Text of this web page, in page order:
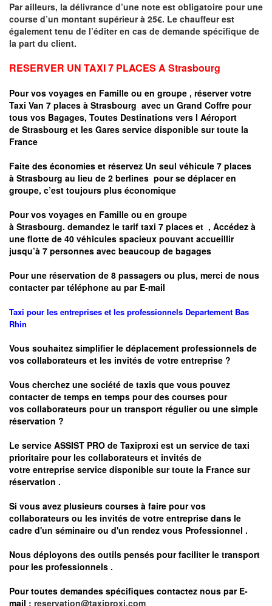
Par ailleurs, la délivrance d’une note est obligatoire pour une
course d’un montant supérieur à 25€. Le chauffeur est
également tenu de l’éditer en cas de demande spécifique de
la part du client.
RESERVER UN TAXI 7 PLACES A Strasbourg
Pour vos voyages en Famille ou en groupe , réserver votre
Taxi Van 7 places à Strasbourg avec un Grand Coffre pour
tous vos Bagages, Toutes Destinations vers l Aéroport
de Strasbourg et les Gares service disponible sur toute la
France
Faite des économies et réservez Un seul véhicule 7 places
à Strasbourg au lieu de 2 berlines pour se déplacer en
groupe, c’est toujours plus économique
Pour vos voyages en Famille ou en groupe
à Strasbourg. demandez le tarif taxi 7 places et , Accédez à
une flotte de 40 véhicules spacieux pouvant accueillir
jusqu’à 7 personnes avec beaucoup de bagages
Pour une réservation de 8 passagers ou plus, merci de nous
contacter par téléphone au par E-mail
Taxi pour les entreprises et les professionnels Departement Bas
Rhin
Vous souhaitez simplifier le déplacement professionnels de
vos collaborateurs et les invités de votre entreprise ?
Vous cherchez une société de taxis que vous pouvez
contacter de temps en temps pour des courses pour
vos collaborateurs pour un transport régulierou une simple
réservation ?
Le service ASSIST PRO de Taxiproxi est un service de taxi
prioritaire pour les collaborateurs et invités de
votre entreprise service disponible sur toute la France sur
réservation .
Si vous avez plusieurs courses à faire pour vos
collaborateurs ou les invités de votre entreprise dans le
cadre d'un séminaire ou d'un rendez vous Professionnel .
Nous déployons des outils pensés pour faciliter le transport
pour les professionnels .
Pour toutes demandes spécifiques contactez nous par E-
mail : reservation@taxiproxi.com